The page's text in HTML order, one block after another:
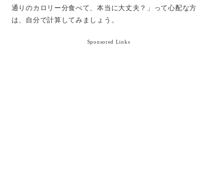
通りのカロリー分食べて、本当に大丈夫？」って心配な方
は、自分で計算してみましょう。
Sponsored Links